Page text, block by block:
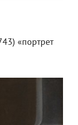
«портрет